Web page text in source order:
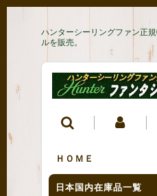
ハンターシーリングファン正
ルを販売。
ＨＯＭＥ
日本国内在庫品一覧